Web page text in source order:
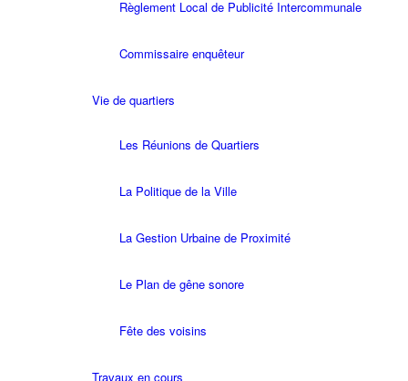
Règlement Local de Publicité Intercommunale
Commissaire enquêteur
Vie de quartiers
Les Réunions de Quartiers
La Politique de la Ville
La Gestion Urbaine de Proximité
Le Plan de gêne sonore
Fête des voisins
Travaux en cours